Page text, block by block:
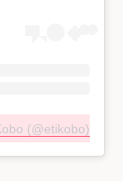
(@etikobo)